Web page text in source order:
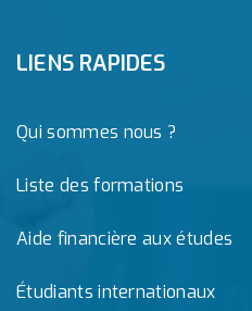
LIENS RAPIDES
Qui sommes nous ?
Liste des formations
Aide financière aux études
Étudiants internationaux